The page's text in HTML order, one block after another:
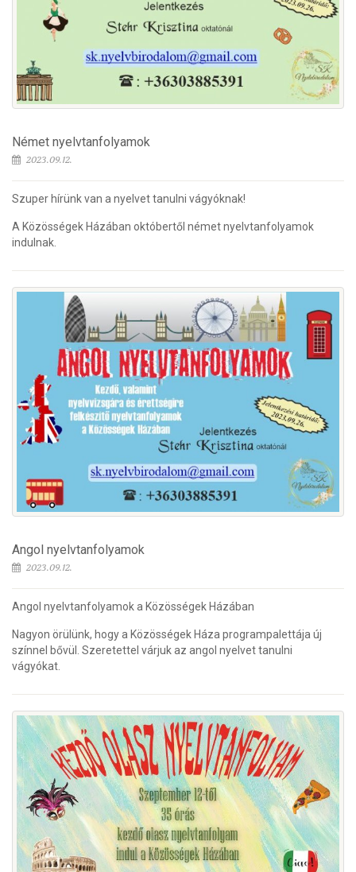
Német nyelvtanfolyamok
2023.09.12.
Szuper hírünk van a nyelvet tanulni vágyóknak!
A Közösségek Házában októbertől német nyelvtanfolyamok
indulnak.
Angol nyelvtanfolyamok
2023.09.12.
Angol nyelvtanfolyamok a Közösségek Házában
Nagyon örülünk, hogy a Közösségek Háza programpalettája új
színnel bővül. Szeretettel várjuk az angol nyelvet tanulni
vágyókat.